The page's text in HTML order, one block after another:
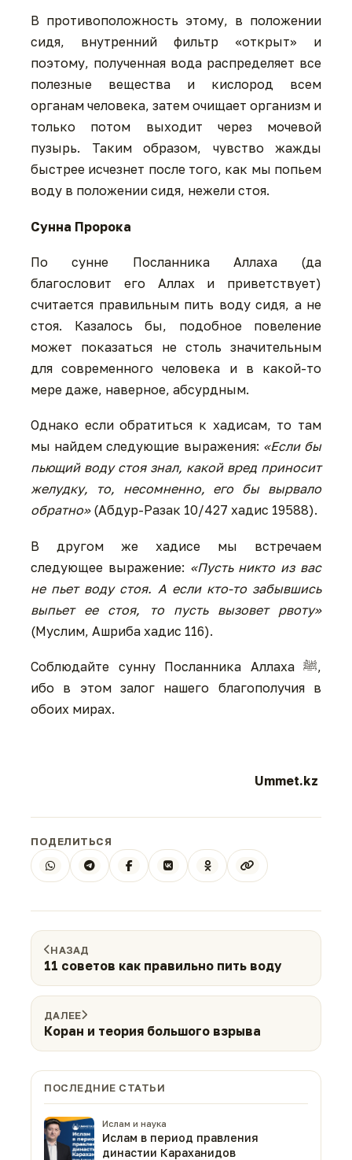
В противоположность этому, в положении
сидя, внутренний фильтр «открыт» и
поэтому, полученная вода распределяет все
полезные вещества и кислород всем
органам человека, затем очищает организм и
только потом выходит через мочевой
пузырь. Таким образом, чувство жажды
быстрее исчезнет после того, как мы попьем
воду в положении сидя, нежели стоя.
Сунна Пророка
По сунне Посланника Аллаха (да
благословит его Аллах и приветствует)
считается правильным пить воду сидя, а не
стоя. Казалось бы, подобное повеление
может показаться не столь значительным
для современного человека и в какой-то
мере даже, наверное, абсурдным.
Однако если обратиться к хадисам, то там
мы найдем следующие выражения: «Если бы
пьющий воду стоя знал, какой вред приносит
желудку, то, несомненно, его бы вырвало
обратно»(Абдур-Разак 10/427 хадис 19588).
В другом же хадисе мы встречаем
следующее выражение: «Пусть никто из вас
не пьет воду стоя. А если кто-то забывшись
выпьет ее стоя, то пусть вызовет рвоту»
(Муслим, Ашриба хадис 116).
Соблюдайте сунну Посланника Аллаха ﷺ,
ибо в этом залог нашего благополучия в
обоих мирах.
Ummet.kz
ПОДЕЛИТЬСЯ
НАЗАД
11 советов как правильно пить воду
ДАЛЕЕ
Коран и теория большого взрыва
ПОСЛЕДНИЕ СТАТЬИ
Ислам и наука
Ислам в период правления
династии Караханидов